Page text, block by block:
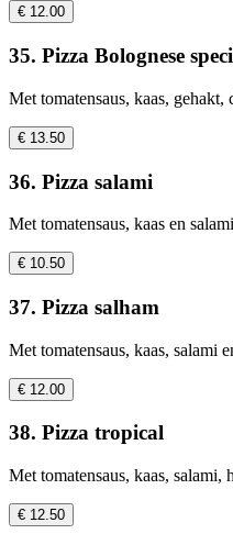
€ 12.00
35. Pizza Bolognese
Met tomatensaus, kaas, gehakt,
€ 13.50
36. Pizza salami
Met tomatensaus, kaas en salami
€ 10.50
37. Pizza salham
Met tomatensaus, kaas, salami
€ 12.00
38. Pizza tropical
Met tomatensaus, kaas, salami,
€ 12.50